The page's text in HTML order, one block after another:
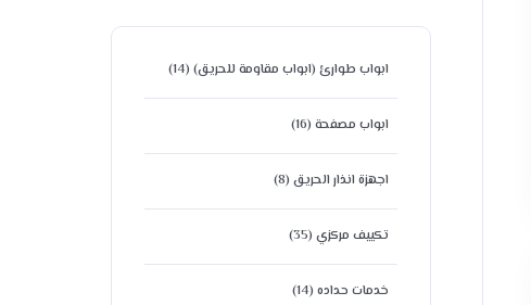
ابواب طوارئ (ابواب مقاومة للحريق) (14)
ابواب مصفحة (16)
اجهزة انذار الحريق (8)
تكييف مركزي (35)
خدمات حداده (14)